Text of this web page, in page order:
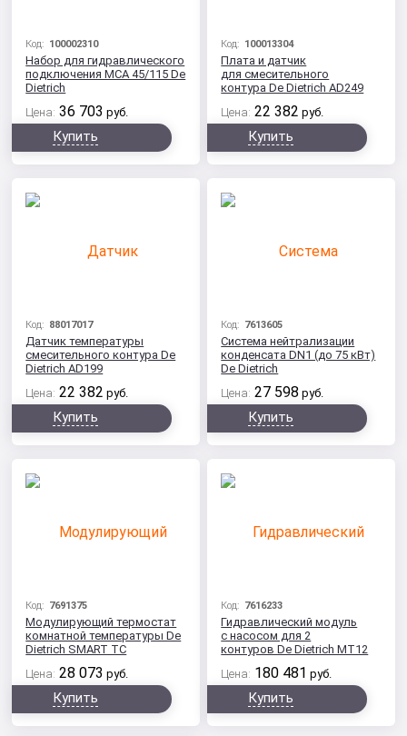
Код: 100002310
Набор для гидравлического
подключения МСA 45/115 De
Dietrich
Цена: 36 703 руб.
Купить
Код: 100013304
Плата и датчик
для смесительного
контура De Dietrich AD249
Цена: 22 382 руб.
Купить
Код: 88017017
Датчик температуры
смесительного контура De
Dietrich AD199
Цена: 22 382 руб.
Купить
Код: 7613605
Система нейтрализации
конденсата DN1 (до 75 кВт)
De Dietrich
Цена: 27 598 руб.
Купить
Код: 7691375
Модулирующий термостат
комнатной температуры De
Dietrich SMART TC
Цена: 28 073 руб.
Купить
Код: 7616233
Гидравлический модуль
с насосом для 2
контуров De Dietrich MT12
Цена: 180 481 руб.
Купить